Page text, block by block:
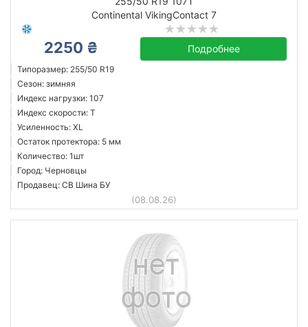
Continental VikingContact 7
2250 ₴ Подробнее
Типоразмер: 255/50 R19
Сезон: зимняя
Индекс нагрузки: 107
Индекс скорости: T
Усиленность: XL
Остаток протектора: 5 мм
Количество: 1шт
Город: Черновцы
Продавец: СВ Шина БУ
(08.08.26)